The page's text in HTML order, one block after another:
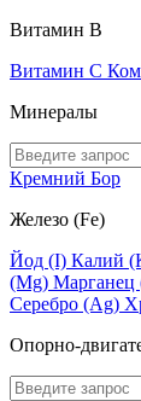
Витамин В
Витамин C
Минералы
Кремний Бор
Железо (Fe)
Йод (I) Калий
(Mg) Марганец
Серебро (Ag)
Опорно-